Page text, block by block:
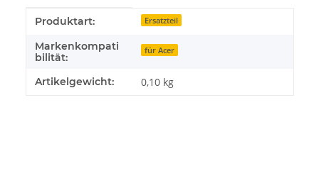
Produkteigenschaft
Wert
Produktart: Ersatzteil
Markenkompati
bilität:
für Acer
Artikelgewicht: 0,10 kg